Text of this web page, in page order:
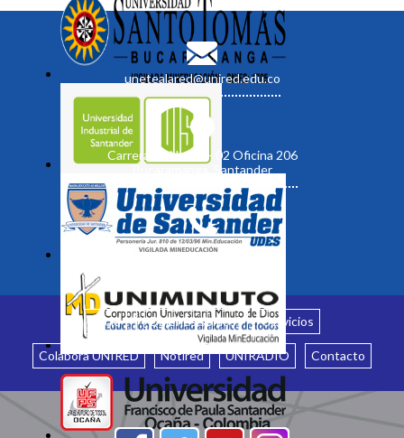
unetealared@unired.edu.co
Carrera 19 No. 35 - 02 Oficina 206
Bucaramanga, Santander
Inicio ¿Quiénes somos? Servicios
Colabora UNIRED Notired UNIRADIO Contacto